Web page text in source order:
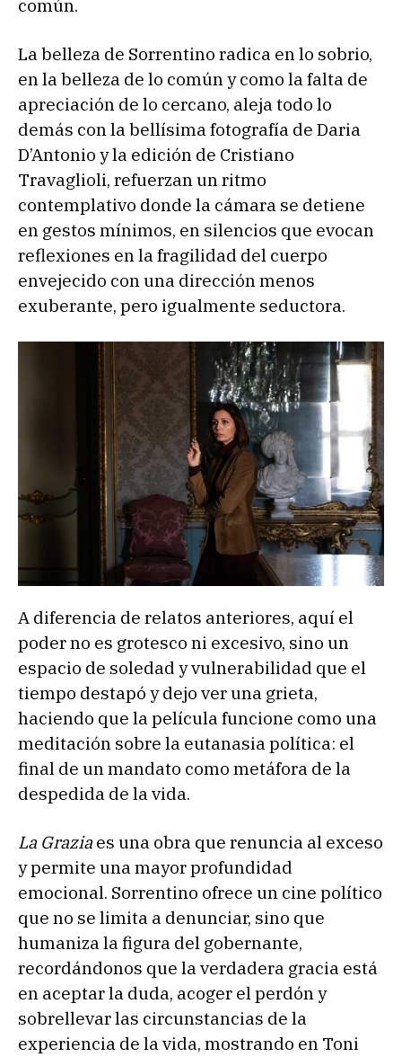
común.
La belleza de Sorrentino radica en lo sobrio,
en la belleza de lo común y como la falta de
apreciación de lo cercano, aleja todo lo
demás con la bellísima fotografía de Daria
D’Antonio y la edición de Cristiano
Travaglioli, refuerzan un ritmo
contemplativo donde la cámara se detiene
en gestos mínimos, en silencios que evocan
reflexiones en la fragilidad del cuerpo
envejecido con una dirección menos
exuberante, pero igualmente seductora.
A diferencia de relatos anteriores, aquí el
poder no es grotesco ni excesivo, sino un
espacio de soledad y vulnerabilidad que el
tiempo destapó y dejo ver una grieta,
haciendo que la película funcione como una
meditación sobre la eutanasia política: el
final de un mandato como metáfora de la
despedida de la vida.
La Graziaes una obra que renuncia al exceso
y permite una mayor profundidad
emocional. Sorrentino ofrece un cine político
que no se limita a denunciar, sino que
humaniza la figura del gobernante,
recordándonos que la verdadera gracia está
en aceptar la duda, acoger el perdón y
sobrellevar las circunstancias de la
experiencia de la vida, mostrando en Toni